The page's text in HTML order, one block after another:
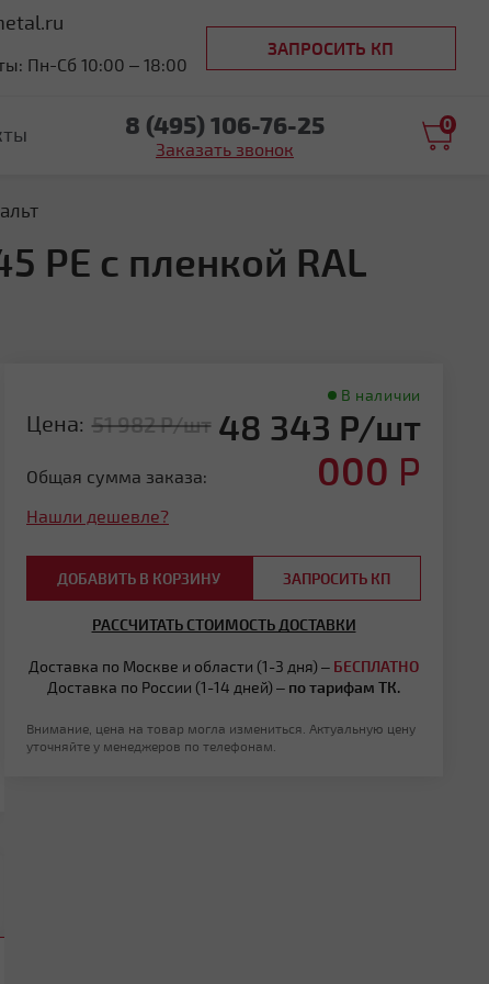
Пн-Сб 10:00 – 18:00
ЗАПРОСИТЬ КП
8 (495) 106-76-25
Заказать звонок
0
PE с пленкой RAL
В наличии
Цена: 51 982 Р/шт 48 343 Р/шт
Общая сумма заказа: 000 Р
Нашли дешевле?
ДОБАВИТЬ В КОРЗИНУ ЗАПРОСИТЬ КП
РАССЧИТАТЬ СТОИМОСТЬ ДОСТАВКИ
Доставка по Москве и области (1-3 дня) – БЕСПЛАТНО
Доставка по России (1-14 дней) – по тарифам ТК.
Внимание, цена на товар могла измениться. Актуальную цену
уточняйте у менеджеров по телефонам.